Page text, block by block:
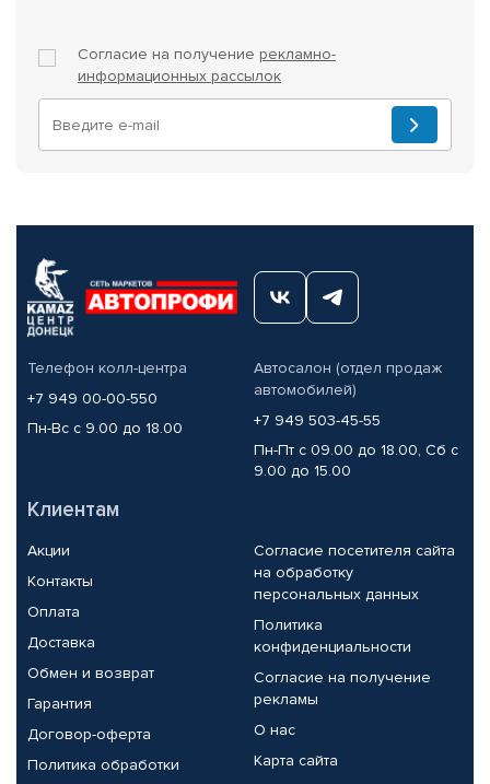
Согласие на получение рекламно-
информационных рассылок
Телефон колл-центра
+7 949 00-00-550
Пн-Вс с 9.00 до 18.00
Автосалон (отдел продаж
автомобилей)
+7 949 503-45-55
Пн-Пт с 09.00 до 18.00, Сб с
9.00 до 15.00
Клиентам
Акции
Контакты
Оплата
Доставка
Обмен и возврат
Гарантия
Договор-оферта
Политика обработки
Согласие посетителя сайта
на обработку
персональных данных
Политика
конфиденциальности
Согласие на получение
рекламы
О нас
Карта сайта